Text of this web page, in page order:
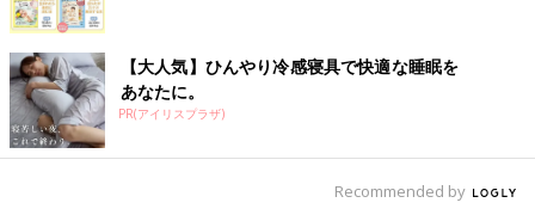
【大人気】ひんやり冷感寝具で快適な睡眠を
あなたに。
PR(アイリスプラザ)
Recommended by